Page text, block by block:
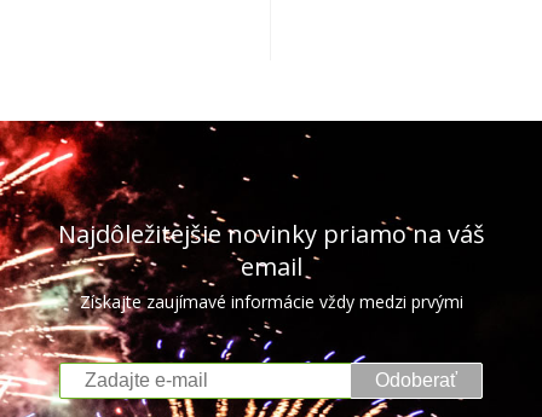
Najdôležitejšie novinky priamo na váš
email
Získajte zaujímavé informácie vždy medzi prvými
Odoberať